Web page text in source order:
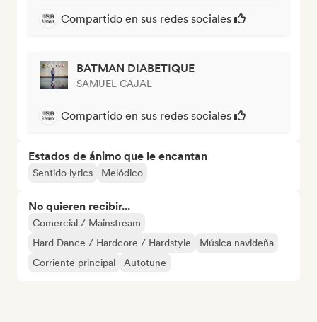
Compartido en sus redes sociales
BATMAN DIABETIQUE
SAMUEL CAJAL
Compartido en sus redes sociales
Estados de ánimo que le encantan
Sentido lyrics Melódico
No quieren recibir...
Comercial / Mainstream
Hard Dance / Hardcore / Hardstyle
Música navideña
Corriente principal
Autotune